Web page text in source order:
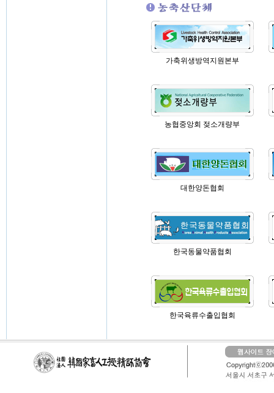
가축위생방역지원본부
농협중앙회 젖소개량부
대한양돈협회
한국동물약품협회
한국육류수출입협회